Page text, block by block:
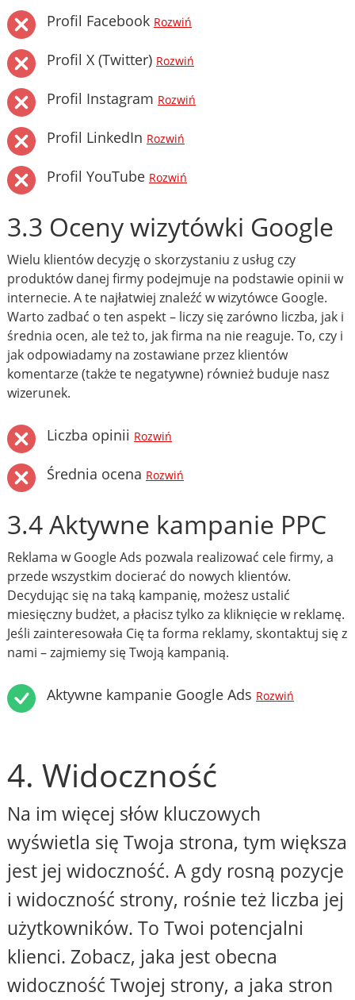
Profil Facebook Rozwiń
Profil X (Twitter) Rozwiń
Profil Instagram Rozwiń
Profil LinkedIn Rozwiń
Profil YouTube Rozwiń
3.3 Oceny wizytówki Google
Wielu klientów decyzję o skorzystaniu z usług czy
produktów danej firmy podejmuje na podstawie opinii w
internecie. A te najłatwiej znaleźć w wizytówce Google.
Warto zadbać o ten aspekt – liczy się zarówno liczba, jak i
średnia ocen, ale też to, jak firma na nie reaguje. To, czy i
jak odpowiadamy na zostawiane przez klientów
komentarze (także te negatywne) również buduje nasz
wizerunek.
Liczba opinii Rozwiń
Średnia ocena Rozwiń
3.4 Aktywne kampanie PPC
Reklama w Google Ads pozwala realizować cele firmy, a
przede wszystkim docierać do nowych klientów.
Decydując się na taką kampanię, możesz ustalić
miesięczny budżet, a płacisz tylko za kliknięcie w reklamę.
Jeśli zainteresowała Cię ta forma reklamy, skontaktuj się z
nami – zajmiemy się Twoją kampanią.
Aktywne kampanie Google Ads Rozwiń
4. Widoczność
Na im więcej słów kluczowych
wyświetla się Twoja strona, tym większa
jest jej widoczność. A gdy rosną pozycje
i widoczność strony, rośnie też liczba jej
użytkowników. To Twoi potencjalni
klienci. Zobacz, jaka jest obecna
widoczność Twojej strony, a jaka stron